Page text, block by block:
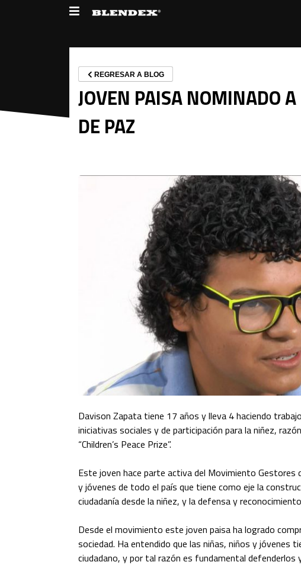
REGRESAR A BLOG
JOVEN PAISA NOMINADO
DE PAZ
Davison Zapata tiene 17 años y lleva 4 haciendo
iniciativas sociales y de participación para la niñez,
“Children’s Peace Prize”.
Este joven hace parte activa del Movimiento Gestores
y jóvenes de todo el país que tiene como eje la
ciudadanía desde la niñez, y la defensa y
Desde el movimiento este joven paisa ha logrado
sociedad. Ha entendido que las niñas, niños y jóvenes
ciudadano, y por tal razón es fundamental defenderlos